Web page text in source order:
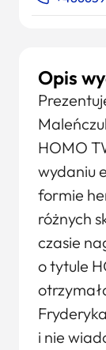
Opis
HOMO
wydaniu
formie
różnych
czasie
o tytule
i nie